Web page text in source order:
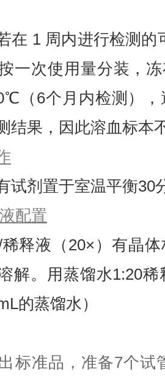
在 1 周内进行检测
一次使用量分装，
（6个月内检测）
结果，因此溶血标本
试剂置于室温平衡30
配置
释液（20×）有晶
解。用蒸馏水1:20
的蒸馏水）
标准品，准备7个试